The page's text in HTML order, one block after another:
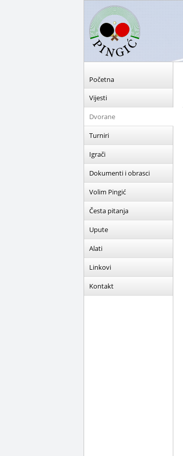
Početna
Vijesti
Dvorane
Turniri
Igrači
Dokumenti i obrasci
Volim Pingić
Česta pitanja
Upute
Alati
Linkovi
Kontakt